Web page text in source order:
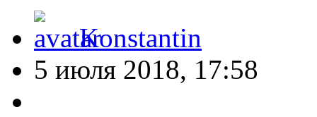
Konstantin
5 июля 2018, 17:58